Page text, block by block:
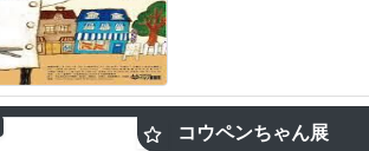
コウペンちゃん展